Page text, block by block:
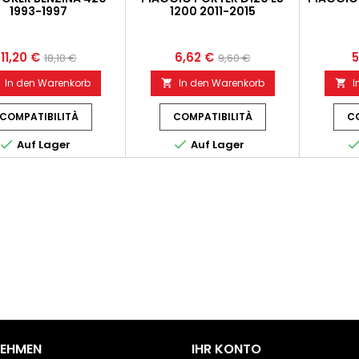
1993-1997
11,20 € 18,18 €
In den Warenkorb
COMPATIBILITÀ
 Auf Lager
1200 2011-2015
6,62 € 9,60 €
 In den Warenkorb
COMPATIBILITÀ
 Auf Lager

IHR KONTO